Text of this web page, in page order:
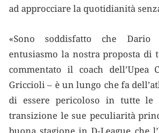
ad approcciare la quotidianità
«Sono soddisfatto che Dario
entusiasmo la nostra proposta di
commentato il coach dell’Upea
Griccioli – è un lungo che fa
di essere pericoloso in tutte
transizione le sue peculiarità